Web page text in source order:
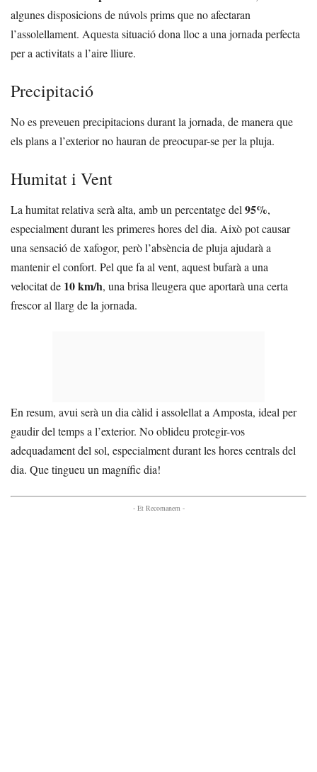
algunes disposicions de núvols prims que no afectaran
l’assolellament. Aquesta situació dona lloc a una jornada perfecta
per a activitats a l’aire lliure.
Precipitació
No es preveuen precipitacions durant la jornada, de manera que
els plans a l’exterior no hauran de preocupar-se per la pluja.
Humitat i Vent
La humitat relativa serà alta, amb un percentatge del95%,
especialment durant les primeres hores del dia. Això pot causar
una sensació de xafogor, però l’absència de pluja ajudarà a
mantenir el confort. Pel que fa al vent, aquest bufarà a una
velocitat de 10 km/h, una brisa lleugera que aportarà una certa
frescor al llarg de la jornada.
En resum, avui serà un dia càlid i assolellat a Amposta, ideal per
gaudir del temps a l’exterior. No oblideu protegir-vos
adequadament del sol, especialment durant les hores centrals del
dia. Que tingueu un magnífic dia!
- Et Recomanem -